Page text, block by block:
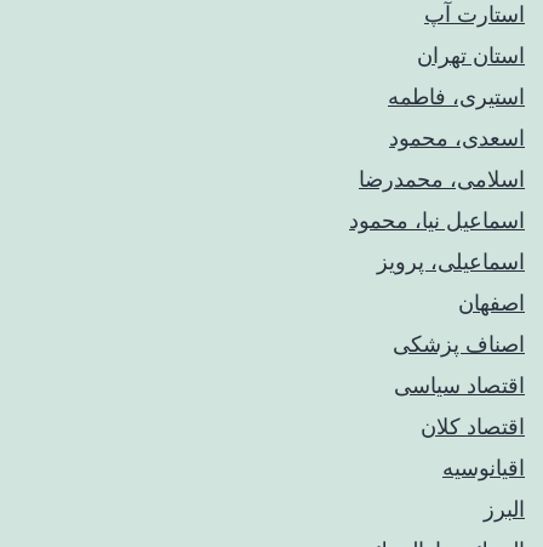
استارت آپ
استان تهران
استیری، فاطمه
اسعدی، محمود
اسلامی، محمدرضا
اسماعیل نیا، محمود
اسماعیلی، پرویز
اصفهان
اصناف پزشکی
اقتصاد سیاسی
اقتصاد کلان
اقیانوسیه
البرز